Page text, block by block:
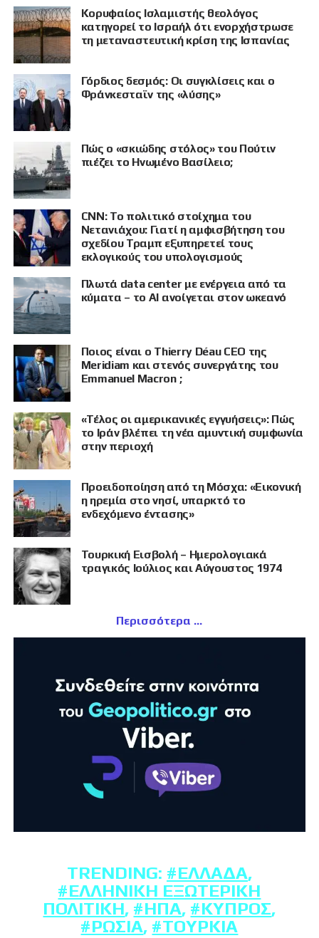
ΠΡΟΒΟΛΗ
Κορυφαίος Ισλαμιστής θεολόγος
κατηγορεί το Ισραήλ ότι ενορχήστρωσε
τη μεταναστευτική κρίση της Ισπανίας
Γόρδιος δεσμός: Οι συγκλίσεις και ο
Φράνκεσταϊν της «λύσης»
Πώς ο «σκιώδης στόλος» του Πούτιν
πιέζει το Ηνωμένο Βασίλειο;
CNN: Το πολιτικό στοίχημα του
Νετανιάχου: Γιατί η αμφισβήτηση του
σχεδίου Τραμπ εξυπηρετεί τους
εκλογικούς του υπολογισμούς
Πλωτά data center με ενέργεια από τα
κύματα – το AI ανοίγεται στον ωκεανό
Ποιος είναι ο Thierry Déau CEO της
Meridiam και στενός συνεργάτης του
Emmanuel Macron ;
«Τέλος οι αμερικανικές εγγυήσεις»: Πώς
το Ιράν βλέπει τη νέα αμυντική συμφωνία
στην περιοχή
Προειδοποίηση από τη Μόσχα: «Εικονική
η ηρεμία στο νησί, υπαρκτό το
ενδεχόμενο έντασης»
Τουρκική Εισβολή – Ημερολογιακά
τραγικός Ιούλιος και Αύγουστος 1974
Περισσότερα
TRENDING: #ΕΛΛΆΔΑ,
#ΕΛΛΗΝΙΚΉ ΕΞΩΤΕΡΙΚΉ
ΠΟΛΙΤΙΚΉ, #ΗΠΑ, #ΚΎΠΡΟΣ,
#ΡΩΣΊΑ, #ΤΟΥΡΚΊΑ